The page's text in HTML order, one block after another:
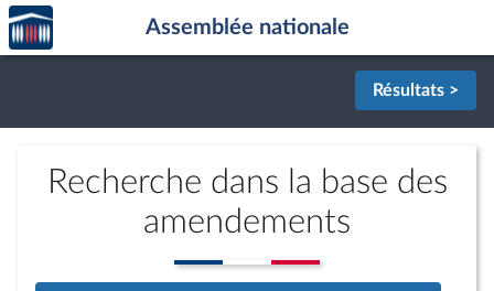
Aller au contenu
Aller en bas de la page
Accèder
à la
page
Assemblée nationale
Résultats >
Recherche dans la base des
amendements